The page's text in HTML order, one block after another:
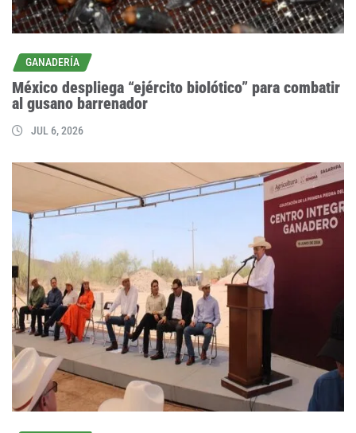
GANADERÍA
México despliega “ejército biolótico” para combatir
al gusano barrenador
JUL 6, 2026